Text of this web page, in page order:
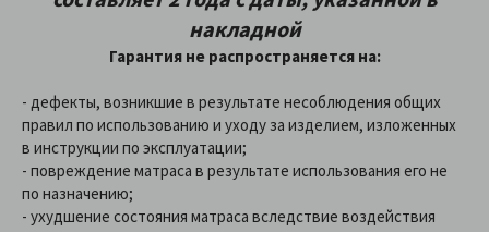
накладной
Гарантия не распространяется на:
- дефекты, возникшие в результате несоблюдения общих
правил по использованию и уходу за изделием, изложенных
в инструкции по эксплуатации;
- повреждение матраса в результате использования его не
по назначению;
- ухудшение состояния матраса вследствие воздействия